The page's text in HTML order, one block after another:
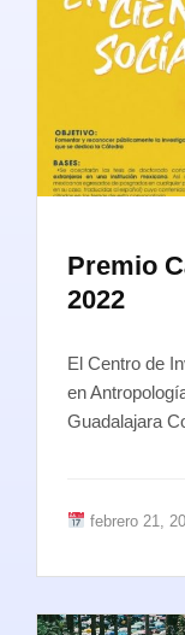
Premio
2022
El Centro de
en
Guadalajara
febrero 21,